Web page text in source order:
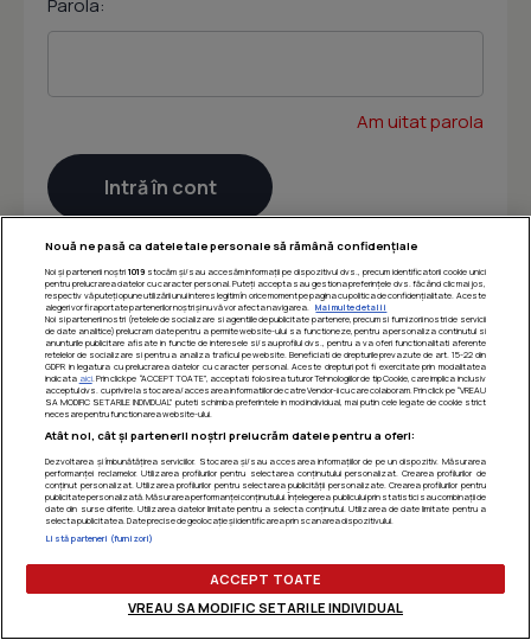
Parola:
Am uitat parola
Nouă ne pasă ca datele tale personale să rămână confidențiale
Noi și partenerii noștri 1019stocăm și/sau accesăm informații pe dispozitivul dvs., precum identificatorii cookie unici
pentru prelucrarea datelor cu caracter personal. Puteți accepta sau gestiona preferințele dvs. făcând clic mai jos,
respectiv vă puteți opune utilizării unui interes legitim în orice moment pe pagina cu politica de confidențialitate. Aceste
alegeri vor fi raportate partenerilor noștri și nu vă vor afecta navigarea.
Mai multe detalii
Noi si partenerii nostri (retelele de socializare si agentiile de publicitate partenere, precum si furnizorii nostri de servicii
de date analitice) prelucram date pentru a permite website-ului sa functioneze, pentru a personaliza continutul si
anunturile publicitare afisate in functie de interesele si/sau profilul dvs., pentru a va oferi functionalitati aferente
retelelor de socializare si pentru a analiza traficul pe website. Beneficiati de drepturile prevazute de art. 15-22 din
GDPR in legatura cu prelucrarea datelor cu caracter personal. Aceste drepturi pot fi exercitate prin modalitatea
indicata aici. Prin click pe “ACCEPT TOATE”, acceptati folosirea tuturor Tehnologiilor de tip Cookie, care implica inclusiv
acceptul dvs. cu privire la stocarea/accesarea informatiilor de catre Vendor-ii cu care colaboram. Prin click pe “VREAU
SA MODIFIC SETARILE INDIVIDUAL” puteti schimba preferintele in mod individual, mai putin cele legate de cookie strict
necesare pentru functionarea website-ului.
Atât noi, cât și partenerii noștri prelucrăm datele pentru a oferi:
Dezvoltarea și îmbunătățirea serviciilor. Stocarea și/sau accesarea informațiilor de pe un dispozitiv. Măsurarea
performanței reclamelor. Utilizarea profilurilor pentru selectarea conținutului personalizat. Crearea profilurilor de
conținut personalizat. Utilizarea profilurilor pentru selectarea publicității personalizate. Crearea profilurilor pentru
publicitate personalizată. Măsurarea performanței conținutului. Înțelegerea publicului prin statistici sau combinații de
date din surse diferite. Utilizarea datelor limitate pentru a selecta conținutul. Utilizarea de date limitate pentru a
selecta publicitatea. Date precise de geolocație și identificarea prin scanarea dispozitivului.
Listă parteneri (furnizori)
ACCEPT TOATE
VREAU SA MODIFIC SETARILE INDIVIDUAL